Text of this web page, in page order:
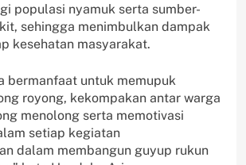
populasi nyamuk serta sumber-
sehingga menimbulkan dampak
kesehatan masyarakat.
bermanfaat untuk memupuk
royong, kekompakan antar warga
menolong serta memotivasi
setiap kegiatan
dalam membangun guyup rukun